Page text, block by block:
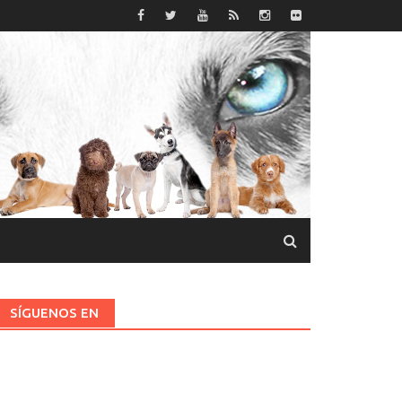
SÍGUENOS EN